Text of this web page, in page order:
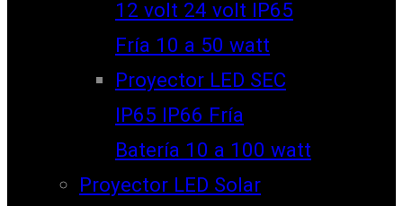
12 volt 24 volt IP65
Fría 10 a 50 watt
Proyector LED SEC
IP65 IP66 Fría
Batería 10 a 100 watt
Proyector LED Solar